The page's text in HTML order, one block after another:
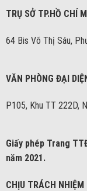
TRỤ SỞ TP.HỒ CHÍ
64 Bis Võ Thị Sáu,
VĂN PHÒNG ĐẠI
P105, Khu TT 222D,
Giấy phép Trang
năm 2021.
CHỊU TRÁCH NHIỆM